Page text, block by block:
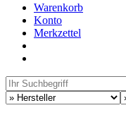
Warenkorb
Konto
Merkzettel